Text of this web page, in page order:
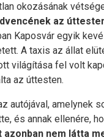
okozásának
az
Kaposvár egyik
A taxis az állat
világítása fel volt
az úttesten.
autójával, amelynek
és annak ellenére,
nem látta